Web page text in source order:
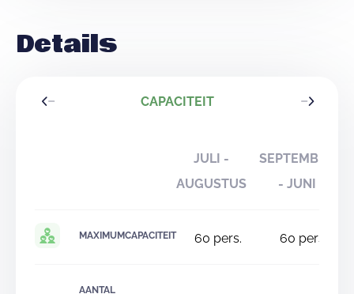
Details
CAPACITEIT
JULI -
AUGUSTUS
SEPTEMBER
- JUNI
MAXIMUMCAPACITEIT 60 pers. 60 pers.
AANTAL